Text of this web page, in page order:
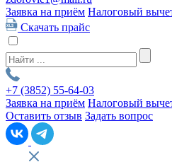
Заявка на приём Налоговый
Скачать прайс
+7 (3852) 55-64-03
Заявка на приём Налоговый
Оставить отзыв Задать вопрос